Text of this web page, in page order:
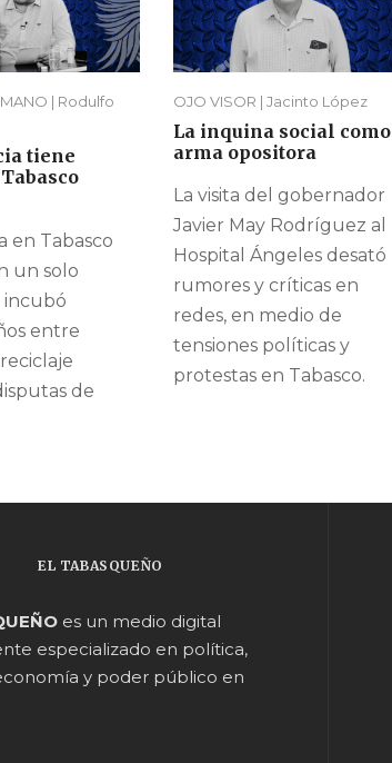
MANO | Rodulfo
tiene
en Tabasco
un solo
incubó
entre
de
OJO VISOR | Jacinto López
La inquina social como
arma opositora
La visita del gobernador
Javier May Rodríguez al
Hospital Ángeles desató
rumores y críticas en
redes, en medio de
tensiones políticas y
protestas en Tabasco.
EL TABASQUEÑO
es un medio digital
especializado en política,
y poder público en